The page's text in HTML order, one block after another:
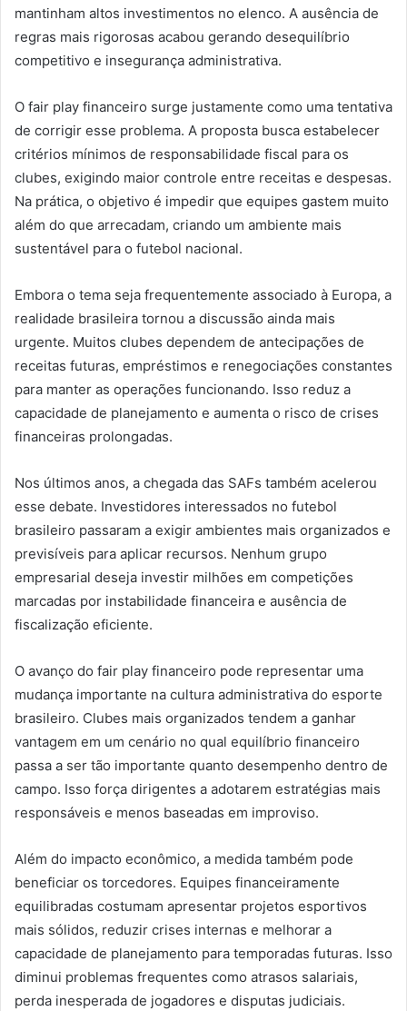
mantinham altos investimentos no elenco. A ausência de
regras mais rigorosas acabou gerando desequilíbrio
competitivo e insegurança administrativa.
O fair play financeiro surge justamente como uma tentativa
de corrigir esse problema. A proposta busca estabelecer
critérios mínimos de responsabilidade fiscal para os
clubes, exigindo maior controle entre receitas e despesas.
Na prática, o objetivo é impedir que equipes gastem muito
além do que arrecadam, criando um ambiente mais
sustentável para o futebol nacional.
Embora o tema seja frequentemente associado à Europa, a
realidade brasileira tornou a discussão ainda mais
urgente. Muitos clubes dependem de antecipações de
receitas futuras, empréstimos e renegociações constantes
para manter as operações funcionando. Isso reduz a
capacidade de planejamento e aumenta o risco de crises
financeiras prolongadas.
Nos últimos anos, a chegada das SAFs também acelerou
esse debate. Investidores interessados no futebol
brasileiro passaram a exigir ambientes mais organizados e
previsíveis para aplicar recursos. Nenhum grupo
empresarial deseja investir milhões em competições
marcadas por instabilidade financeira e ausência de
fiscalização eficiente.
O avanço do fair play financeiro pode representar uma
mudança importante na cultura administrativa do esporte
brasileiro. Clubes mais organizados tendem a ganhar
vantagem em um cenário no qual equilíbrio financeiro
passa a ser tão importante quanto desempenho dentro de
campo. Isso força dirigentes a adotarem estratégias mais
responsáveis e menos baseadas em improviso.
Além do impacto econômico, a medida também pode
beneficiar os torcedores. Equipes financeiramente
equilibradas costumam apresentar projetos esportivos
mais sólidos, reduzir crises internas e melhorar a
capacidade de planejamento para temporadas futuras. Isso
diminui problemas frequentes como atrasos salariais,
perda inesperada de jogadores e disputas judiciais.